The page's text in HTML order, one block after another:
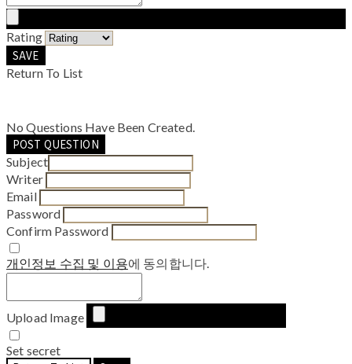
Rating
SAVE
Return To List
No Questions Have Been Created.
POST QUESTION
Subject
Writer
Email
Password
Confirm Password
개인정보 수집 및 이용에 동의합니다.
Upload Image
Set secret